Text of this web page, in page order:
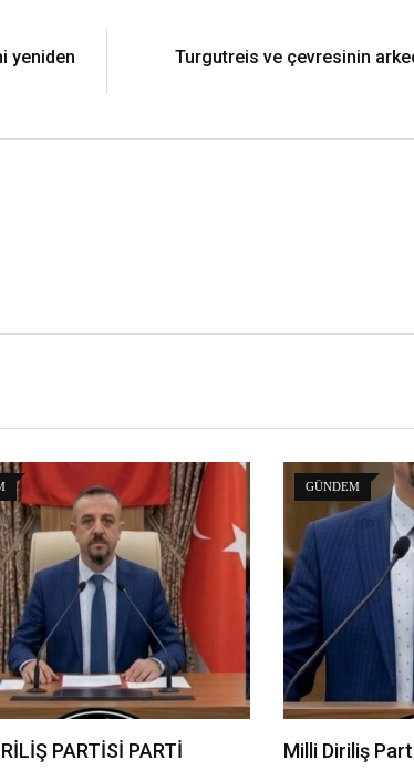
yeniden
Turgutreis ve çevresinin
PARTİSİ PARTİ
GÜNDEM
Milli Diriliş